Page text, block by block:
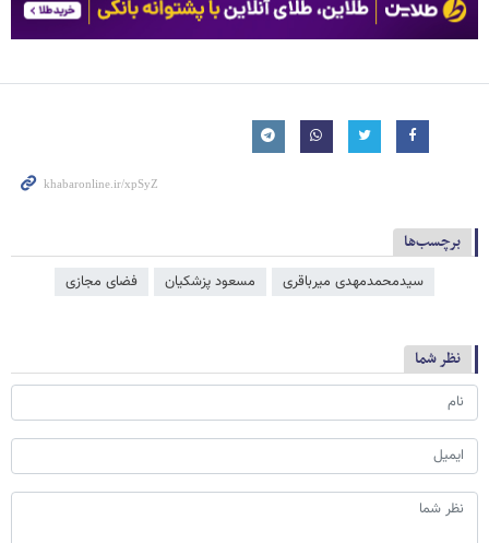
برچسب‌ها
سیدمحمدمهدی میرباقری مسعود پزشکیان فضای مجازی
نظر شما